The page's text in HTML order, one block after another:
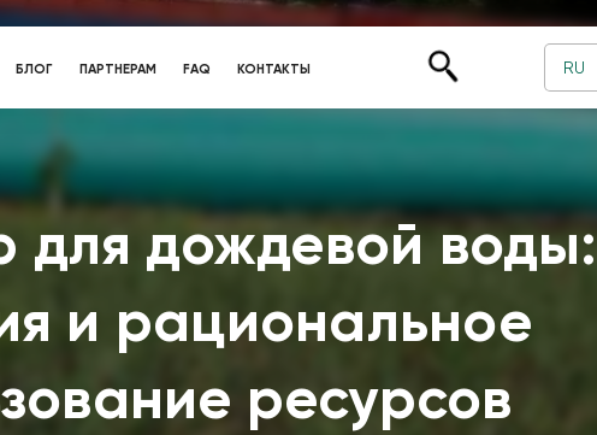
RU
БЛОГ ПАРТНЕРАМ FAQ КОНТАКТЫ
для дождевой воды:
и рациональное
ресурсов